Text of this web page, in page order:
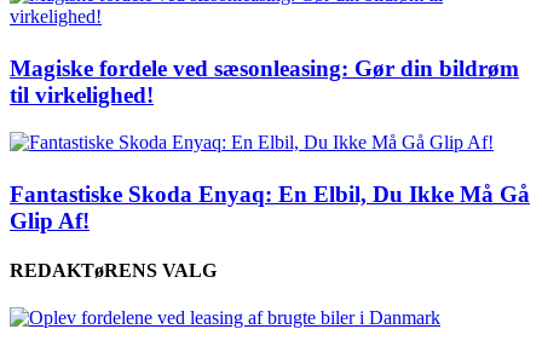
Magiske fordele ved sæsonleasing: Gør din bildrøm
til virkelighed!
Fantastiske Skoda Enyaq: En Elbil, Du Ikke Må Gå
Glip Af!
REDAKTøRENS VALG